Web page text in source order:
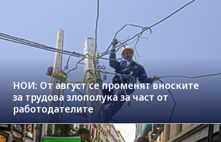
НОИ: От август се променят вноските
за трудова злополука за част от
работодателите